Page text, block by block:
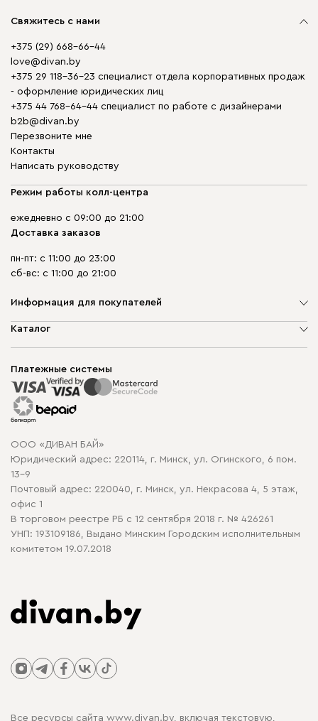
Свяжитесь с нами
+375 (29) 668-66-44
love@divan.by
+375 29 118-36-23 специалист отдела корпоративных продаж
- оформление юридических лиц
+375 44 768-64-44 специалист по работе с дизайнерами
b2b@divan.by
Перезвоните мне
Контакты
Написать руководству
Режим работы колл-центра
ежедневно с 09:00 до 21:00
Доставка заказов
пн-пт: с 11:00 до 23:00
сб-вс: с 11:00 до 21:00
Информация для покупателей
О компании
Способы оплаты
Рассрочка и кредит
Гарантия
Карта сайта
Политика конфиденциальности
Политика в отношении обработки cookie
Каталог
Корпусная мебель
Распродажа мебели
Платежные системы
ООО «ДИВАН БАЙ»
Юридический адрес: 220114, г. Минск, ул. Огинского, 6 пом.
13-9
Почтовый адрес: 220040, г. Минск, ул. Некрасова 4, 5 этаж,
офис 1
В торговом реестре РБ с 12 сентября 2018 г. № 426261
УНП: 193109186, Выдано Минским Городским исполнительным
комитетом 19.07.2018
Все ресурсы сайта www.divan.by, включая текстовую,